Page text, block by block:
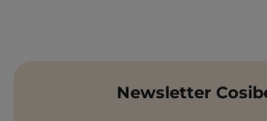
Newsletter